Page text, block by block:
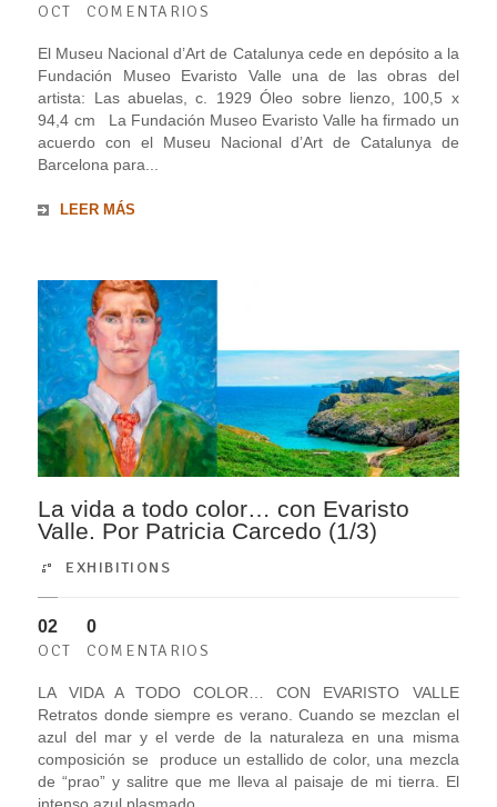
OCT COMENTARIOS
El Museu Nacional d’Art de Catalunya cede en depósito a la
Fundación Museo Evaristo Valle una de las obras del
artista: Las abuelas, c. 1929 Óleo sobre lienzo, 100,5 x
94,4 cm La Fundación Museo Evaristo Valle ha firmado un
acuerdo con el Museu Nacional d’Art de Catalunya de
Barcelona para...
LEER MÁS
La vida a todo color… con Evaristo
Valle. Por Patricia Carcedo (1/3)
EXHIBITIONS
02
OCT
0
COMENTARIOS
LA VIDA A TODO COLOR… CON EVARISTO VALLE
Retratos donde siempre es verano. Cuando se mezclan el
azul del mar y el verde de la naturaleza en una misma
composición se produce un estallido de color, una mezcla
de “prao” y salitre que me lleva al paisaje de mi tierra. El